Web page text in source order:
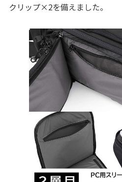
クリップ×2を備えました。